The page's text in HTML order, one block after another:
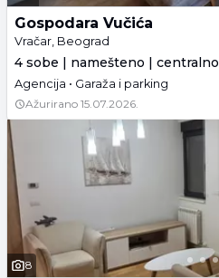
Gospodara Vučića
Vračar, Beograd
4 sobe | namešteno | centralno
Agencija • Garaža i parking
Ažurirano 15.07.2026.
8